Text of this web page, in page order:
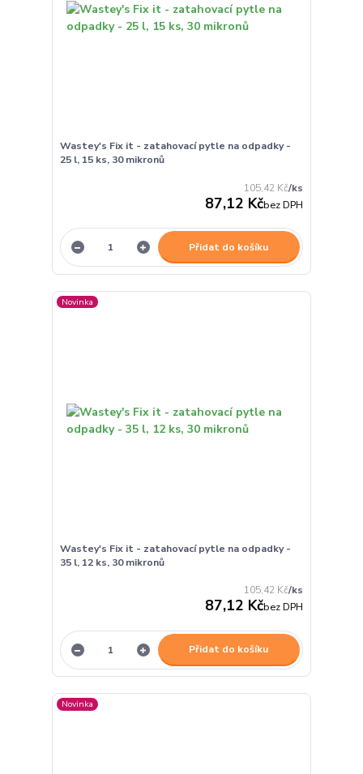
Wastey's Fix it - zatahovací pytle na odpadky -
25 l, 15 ks, 30 mikronů
105,42 Kč/ks
87,12 Kčbez DPH
Přidat do košíku
Novinka
Wastey's Fix it - zatahovací pytle na odpadky -
35 l, 12 ks, 30 mikronů
105,42 Kč/ks
87,12 Kčbez DPH
Přidat do košíku
Novinka